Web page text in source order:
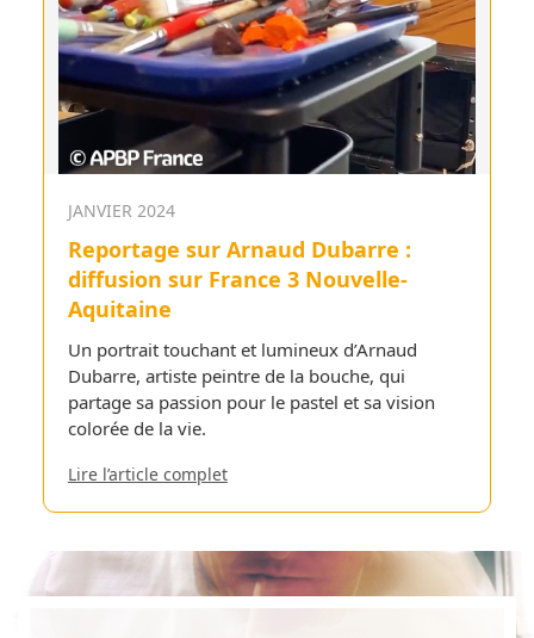
JANVIER 2024
Reportage sur Arnaud Dubarre :
diffusion sur France 3 Nouvelle-
Aquitaine
Un portrait touchant et lumineux d’Arnaud
Dubarre, artiste peintre de la bouche, qui
partage sa passion pour le pastel et sa vision
colorée de la vie.
Lire l’article complet